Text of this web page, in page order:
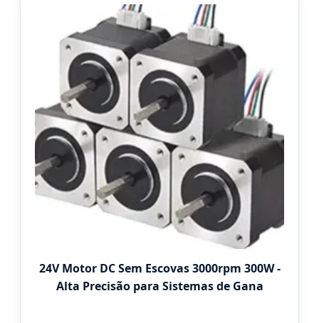
24V Motor DC Sem Escovas 3000rpm 300W -
Alta Precisão para Sistemas de Gana